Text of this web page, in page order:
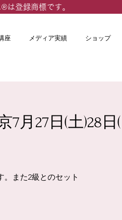
は登録商標です。
座 メディア実績 ショップ
月27日(土)28日
。また2級とのセット